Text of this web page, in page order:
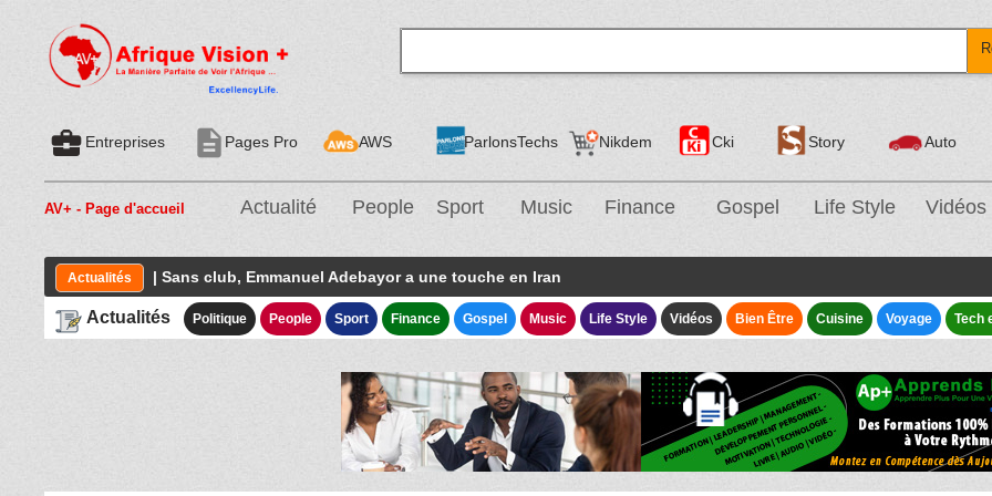
business_centerEntreprises descriptionPages Pro AWS ParlonsTechs Nikdem Cki Story Auto
AV+ - Page d'accueil Actualité People Sport Music Finance Gospel Life Style Vidéos
Actualités | Sans club, Emmanuel Adebayor a une touche en Iran
Actualités Politique People Sport Finance Gospel Music Life Style Vidéos Bien Être Cuisine Voyage Tech